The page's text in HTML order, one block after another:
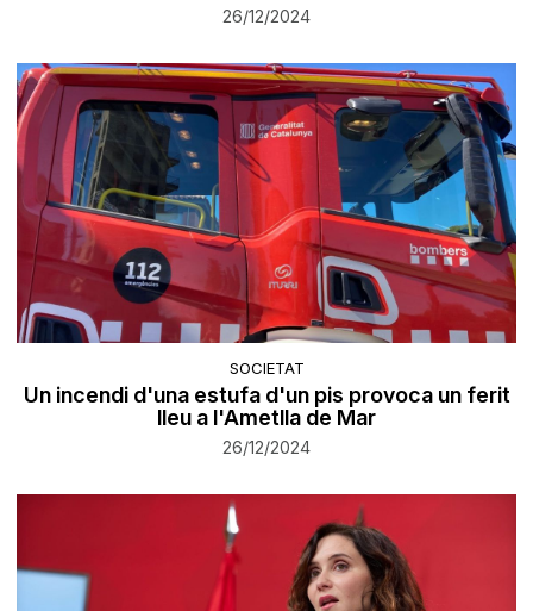
26/12/2024
SOCIETAT
Un incendi d'una estufa d'un pis provoca un ferit
lleu a l'Ametlla de Mar
26/12/2024